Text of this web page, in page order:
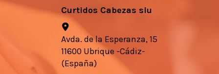
Curtidos Cabezas slu
Avda. de la Esperanza, 15
11600 Ubrique -Cádiz-
(España)